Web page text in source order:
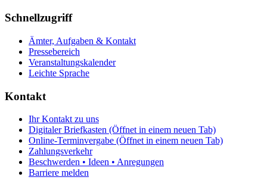
Schnellzugriff
Ämter, Aufgaben & Kontakt
Pressebereich
Veranstaltungskalender
Leichte Sprache
Kontakt
Ihr Kontakt zu uns
Digitaler Briefkasten (Öffnet in einem neuen Tab)
Online-Terminvergabe (Öffnet in einem neuen Tab)
Zahlungsverkehr
Beschwerden • Ideen • Anregungen
Barriere melden